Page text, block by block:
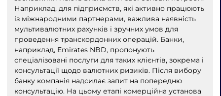
Наприклад, для підприємств, які активно працюють
із міжнародними партнерами, важлива наявність
мультивалютних рахунків і зручних умов для
проведення транскордонних операцій. Банки,
наприклад, Emirates NBD, пропонують
спеціалізовані послуги для таких клієнтів, зокрема і
консультації щодо валютних ризиків. Після вибору
банку компанія надсилає запит на попередню
консультацію. На цьому етапі комерційна установа